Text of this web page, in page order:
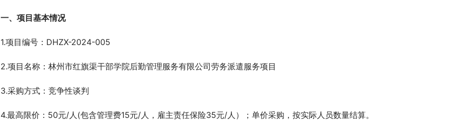
一、 项目基本情况
1.项目编号：DHZX-2024-005
2.项目名称：林州市红旗渠干部学院后勤管理服务有限公司劳务派遣服务项目
3.采购方式：竞争性谈判
4.最高限价：50元/人(包含管理费15元/人，雇主责任保险35元/人）；单价采购，按实际人员数量结算。